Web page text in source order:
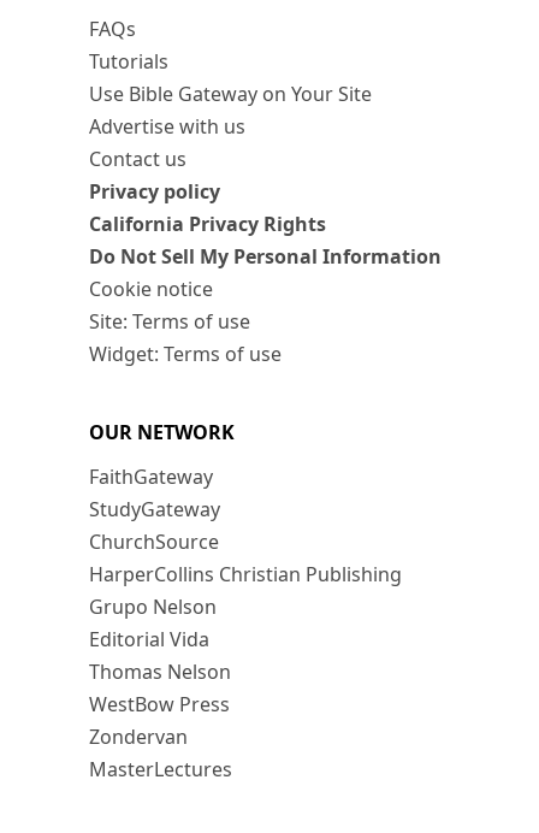
FAQs
Tutorials
Use Bible Gateway on Your Site
Advertise with us
Contact us
Privacy policy
California Privacy Rights
Do Not Sell My Personal Information
Cookie notice
Site: Terms of use
Widget: Terms of use
OUR NETWORK
FaithGateway
StudyGateway
ChurchSource
HarperCollins Christian Publishing
Grupo Nelson
Editorial Vida
Thomas Nelson
WestBow Press
Zondervan
MasterLectures